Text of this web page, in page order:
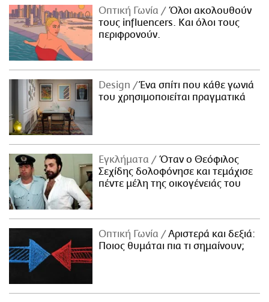
Οπτική Γωνία
Όλοι ακολουθούν
τους influencers. Και όλοι τους
περιφρονούν.
Design
Ένα σπίτι που κάθε γωνιά
του χρησιμοποιείται πραγματικά
Εγκλήματα
Όταν ο Θεόφιλος
Σεχίδης δολοφόνησε και τεμάχισε
πέντε μέλη της οικογένειάς του
Οπτική Γωνία
Αριστερά και δεξιά:
Ποιος θυμάται πια τι σημαίνουν;